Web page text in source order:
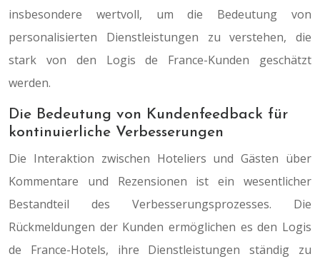
insbesondere wertvoll, um die Bedeutung von
personalisierten Dienstleistungen zu verstehen, die
stark von den Logis de France-Kunden geschätzt
werden.
Die Bedeutung von Kundenfeedback für
kontinuierliche Verbesserungen
Die Interaktion zwischen Hoteliers und Gästen über
Kommentare und Rezensionen ist ein wesentlicher
Bestandteil des Verbesserungsprozesses. Die
Rückmeldungen der Kunden ermöglichen es den Logis
de France-Hotels, ihre Dienstleistungen ständig zu